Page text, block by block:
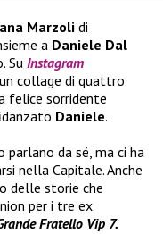
Marzoli di
a Daniele Dal
Su Instagram
collage di quattro
felice sorridente
Daniele.
da sé, ma ci ha
nella Capitale. Anche
delle storie che
per i tre ex
Fratello Vip 7.